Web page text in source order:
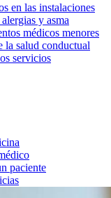
en las instalaciones
y asma
médicos menores
la salud conductual
servicios
paciente